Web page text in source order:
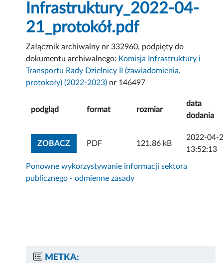
Infrastruktury_2022-04-
21_protokół.pdf
Załącznik archiwalny nr 332960, podpięty do
dokumentu archiwalnego: Komisja Infrastruktury i
Transportu Rady Dzielnicy II (zawiadomienia,
protokoły) (2022-2023) nr 146497
podgląd format rozmiar
data
dodania
ZOBACZZOBACZ ZAŁĄCZNIK
PDF 121.86 kB
2022-04-
13:52:13
Ponowne wykorzystywanie informacji sektora
publicznego - odmienne zasady
METKA: